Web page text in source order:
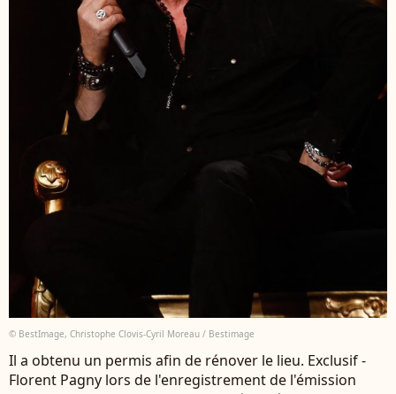
© BestImage, Christophe Clovis-Cyril Moreau / Bestimage
Il a obtenu un permis afin de rénover le lieu. Exclusif -
Florent Pagny lors de l'enregistrement de l'émission